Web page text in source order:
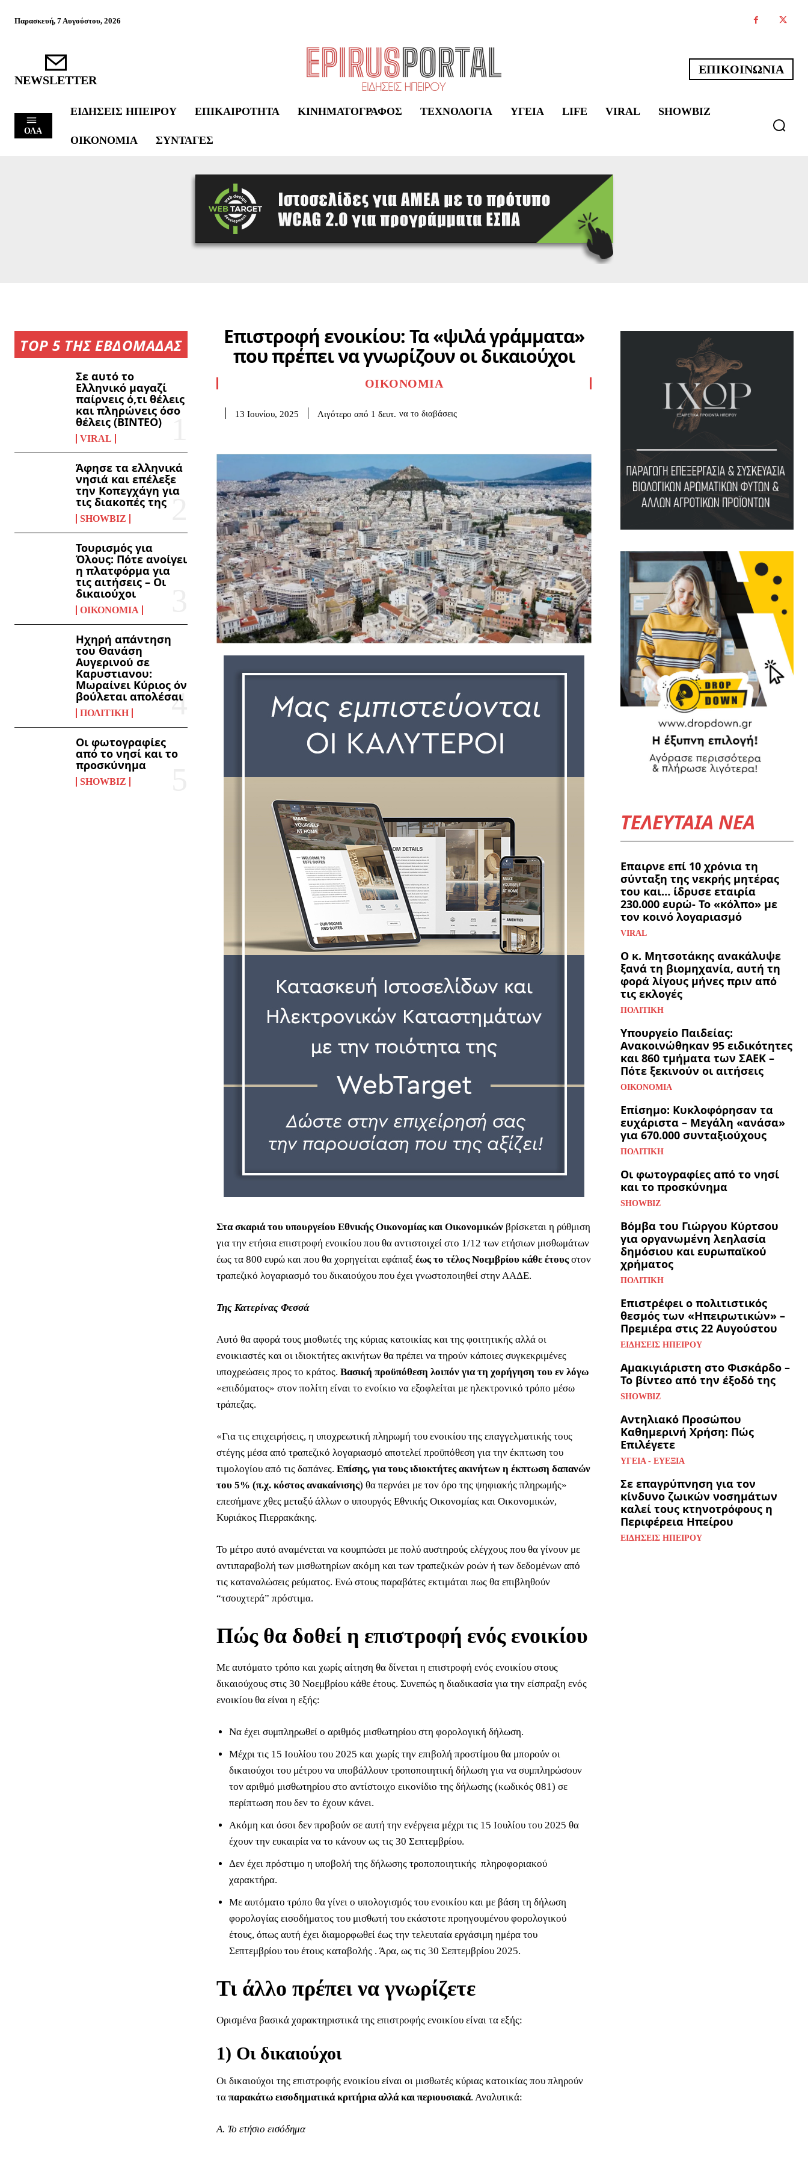
Παρασκευή, 7 Αυγούστου, 2026
NEWSLETTER
ΕΠΙΚΟΙΝΩΝΙΑ
ΟΛΑ
ΕΙΔΉΣΕΙΣ ΗΠΕΊΡΟΥ ΕΠΙΚΑΙΡΌΤΗΤΑ ΚΙΝΗΜΑΤΟΓΡΆΦΟΣ ΤΕΧΝΟΛΟΓΊΑ ΥΓΕΊΑ LIFE VIRAL SHOWBIZ
ΟΙΚΟΝΟΜΊΑ ΣΥΝΤΑΓΈΣ
TOP 5 ΤΗΣ ΕΒΔΟΜΑΔΑΣ
Σε αυτό το
Ελληνικό μαγαζί
παίρνεις ό,τι θέλεις
και πληρώνεις όσο
θέλεις (ΒΙΝΤΕΟ)
VIRAL
Άφησε τα ελληνικά
νησιά και επέλεξε
την Κοπεγχάγη για
τις διακοπές της
SHOWBIZ
Τουρισμός για
Όλους: Πότε ανοίγει
η πλατφόρμα για
τις αιτήσεις – Οι
δικαιούχοι
ΟΙΚΟΝΟΜΊΑ
Ηχηρή απάντηση
του Θανάση
Αυγερινού σε
Καρυστιανου:
Μωραίνει Κύριος όν
βούλεται απολέσαι
ΠΟΛΙΤΙΚΉ
Οι φωτογραφίες
από το νησί και το
προσκύνημα
SHOWBIZ
Επιστροφή ενοικίου: Τα «ψιλά γράμματα»
που πρέπει να γνωρίζουν οι δικαιούχοι
ΟΙΚΟΝΟΜΊΑ
13 Ιουνίου, 2025 Λιγότερο από 1 δευτ. να το διαβάσεις
Στα σκαριά του υπουργείου Εθνικής Οικονομίας και Οικονομικών βρίσκεται η ρύθμιση
για την ετήσια επιστροφή ενοικίου που θα αντιστοιχεί στο 1/12 των ετήσιων μισθωμάτων
έως τα 800 ευρώ και που θα χορηγείται εφάπαξ έως το τέλοςΝοεμβρίου κάθε έτουςστον
τραπεζικό λογαριασμό του δικαιούχου που έχει γνωστοποιηθεί στην ΑΑΔΕ.
Της Κατερίνας Φεσσά
Αυτό θα αφορά τους μισθωτές της κύριας κατοικίας και της φοιτητικής αλλά οι
ενοικιαστές και οι ιδιοκτήτες ακινήτων θα πρέπει να τηρούν κάποιες συγκεκριμένες
υποχρεώσεις προς το κράτος. Βασική προϋπόθεση λοιπόν για τη χορήγηση του εν λόγω
«επιδόματος» στον πολίτη είναι το ενοίκιο να εξοφλείται με ηλεκτρονικό τρόπο μέσω
τράπεζας.
«Για τις επιχειρήσεις, η υποχρεωτική πληρωμή του ενοικίου της επαγγελματικής τους
στέγης μέσα από τραπεζικό λογαριασμό αποτελεί προϋπόθεση για την έκπτωση του
τιμολογίου από τις δαπάνες. Επίσης, για τους ιδιοκτήτες ακινήτων η έκπτωση δαπανών
του 5% (π.χ. κόστος ανακαίνισης) θα περνάει με τον όρο της ψηφιακής πληρωμής»
επεσήμανε χθες μεταξύ άλλων ο υπουργός Εθνικής Οικονομίας και Οικονομικών,
Κυριάκος Πιερρακάκης.
Το μέτρο αυτό αναμένεται να κουμπώσει με πολύ αυστηρούς ελέγχους που θα γίνουν με
αντιπαραβολή των μισθωτηρίων ακόμη και των τραπεζικών ροών ή των δεδομένων από
τις καταναλώσεις ρεύματος. Ενώ στους παραβάτες εκτιμάται πως θα επιβληθούν
“τσουχτερά” πρόστιμα.
Πώς θα δοθεί η επιστροφή ενός ενοικίου
Με αυτόματο τρόπο και χωρίς αίτηση θα δίνεται η επιστροφή ενός ενοικίου στους
δικαιούχους στις 30 Νοεμβρίου κάθε έτους. Συνεπώς η διαδικασία για την είσπραξη ενός
ενοικίου θα είναι η εξής:
Να έχει συμπληρωθεί ο αριθμός μισθωτηρίου στη φορολογική δήλωση.
Μέχρι τις 15 Ιουλίου του 2025 και χωρίς την επιβολή προστίμου θα μπορούν οι
δικαιούχοι του μέτρου να υποβάλλουν τροποποιητική δήλωση για να συμπληρώσουν
τον αριθμό μισθωτηρίου στο αντίστοιχο εικονίδιο της δήλωσης (κωδικός 081) σε
περίπτωση που δεν το έχουν κάνει.
Ακόμη και όσοι δεν προβούν σε αυτή την ενέργεια μέχρι τις 15 Ιουλίου του 2025 θα
έχουν την ευκαιρία να το κάνουν ως τις 30 Σεπτεμβρίου.
Δεν έχει πρόστιμο η υποβολή της δήλωσης τροποποιητικής πληροφοριακού
χαρακτήρα.
Με αυτόματο τρόπο θα γίνει ο υπολογισμός του ενοικίου και με βάση τη δήλωση
φορολογίας εισοδήματος του μισθωτή του εκάστοτε προηγουμένου φορολογικού
έτους, όπως αυτή έχει διαμορφωθεί έως την τελευταία εργάσιμη ημέρα του
Σεπτεμβρίου του έτους καταβολής . Άρα, ως τις 30 Σεπτεμβρίου 2025.
Τι άλλο πρέπει να γνωρίζετε
Ορισμένα βασικά χαρακτηριστικά της επιστροφής ενοικίου είναι τα εξής:
1) Οι δικαιούχοι
Οι δικαιούχοι της επιστροφής ενοικίου είναι οι μισθωτές κύριας κατοικίας που πληρούν
τα παρακάτω εισοδηματικά κριτήρια αλλά και περιουσιακά. Αναλυτικά:
Α. Το ετήσιο εισόδημα
ΤΕΛΕΥΤΑΙΑ ΝΕΑ
Επαιρνε επί 10 χρόνια τη
σύνταξη της νεκρής μητέρας
του και… ίδρυσε εταιρία
230.000 ευρώ- Το «κόλπο» με
τον κοινό λογαριασμό
VIRAL
Ο κ. Μητσοτάκης ανακάλυψε
ξανά τη βιομηχανία, αυτή τη
φορά λίγους μήνες πριν από
τις εκλογές
ΠΟΛΙΤΙΚΉ
Υπουργείο Παιδείας:
Ανακοινώθηκαν 95 ειδικότητες
και 860 τμήματα των ΣΑΕΚ –
Πότε ξεκινούν οι αιτήσεις
ΟΙΚΟΝΟΜΊΑ
Επίσημο: Κυκλοφόρησαν τα
ευχάριστα – Μεγάλη «ανάσα»
για 670.000 συνταξιούχους
ΠΟΛΙΤΙΚΉ
Οι φωτογραφίες από το νησί
και το προσκύνημα
SHOWBIZ
Βόμβα του Γιώργου Κύρτσου
για οργανωμένη λεηλασία
δημόσιου και ευρωπαϊκού
χρήματος
ΠΟΛΙΤΙΚΉ
Επιστρέφει ο πολιτιστικός
θεσμός των «Ηπειρωτικών» –
Πρεμιέρα στις 22 Αυγούστου
ΕΙΔΉΣΕΙΣ ΗΠΕΊΡΟΥ
Αμακιγιάριστη στο Φισκάρδο –
Το βίντεο από την έξοδό της
SHOWBIZ
Αντηλιακό Προσώπου
Καθημερινή Χρήση: Πώς
Επιλέγετε
ΥΓΕΊΑ - ΕΥΕΞΊΑ
Σε επαγρύπνηση για τον
κίνδυνο ζωικών νοσημάτων
καλεί τους κτηνοτρόφους η
Περιφέρεια Ηπείρου
ΕΙΔΉΣΕΙΣ ΗΠΕΊΡΟΥ